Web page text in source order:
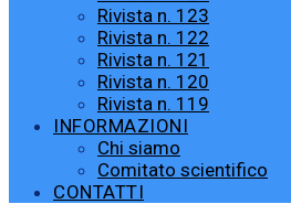
Rivista n. 123
Rivista n. 122
Rivista n. 121
Rivista n. 120
Rivista n. 119
INFORMAZIONI
Chi siamo
Comitato scientifico
CONTATTI